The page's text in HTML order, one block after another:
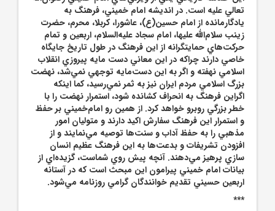
تعالي عليه است. در انديشه امام خميني، فرهنگ به
يادگارمانده از امام‌ حسين(ع)، عاشورا، کربلا، محرم، حضرت
زينب سلام‌الله‌ عليها، امام سجاد عليه‌السلام، اربعين و تمام
حرکت‌هاي حمايتگرانه از اين فرهنگ در طول تاريخ جايگاه
خاصي دارند چراکه در اين معاني دست ‌مايه پيروزي انقلاب
اسلامي نهفته و اگر به اين دست‌مايه توجهي نمي‌شد، نهضت
بزرگ اسلامي مردم ايران نيز به ثمر نمي‌رسيد، کما اينکه
اگراين فرهنگ به انحراف کشانده شود، استمرار نهضت را با
خطر بزرگي روبرو خواهد کرد. از همين رو امام‌خميني بر حفظ
و استمرار اين فرهنگ سفارش اکيد دارند و متوليان امور
مذهبي را به حفظ آداب و سنت‌ها توصيه مي‌نمايند و از
افزودن تشريفات و بدعت‌ها به اين فرهنگ عظيم‌ انسان
‌سازي پرهيز مي‌دهند. آنچه پيش روي شماست، گزيده‌اي از
بيانات امام خميني پيرامون اين مبحث است که در آستانه
اربعين حسيني تقديم خوانندگان گرامي روزنامه مي‌شود.
***